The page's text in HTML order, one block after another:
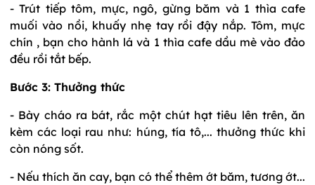
- Trút tiếp tôm, mực, ngô, gừng băm và 1 thìa cafe
muối vào nồi, khuấy nhẹ tay rồi đậy nắp. Tôm, mực
chín , bạn cho hành lá và 1 thìa cafe dầu mè vào đảo
đều rồi tắt bếp.
Bước 3: Thưởng thức
- Bày cháo ra bát, rắc một chút hạt tiêu lên trên, ăn
kèm các loại rau như: húng, tía tô,... thưởng thức khi
còn nóng sốt.
- Nếu thích ăn cay, bạn có thể thêm ớt băm, tương ớt...